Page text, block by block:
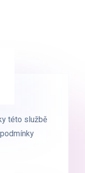
této službě
této službě